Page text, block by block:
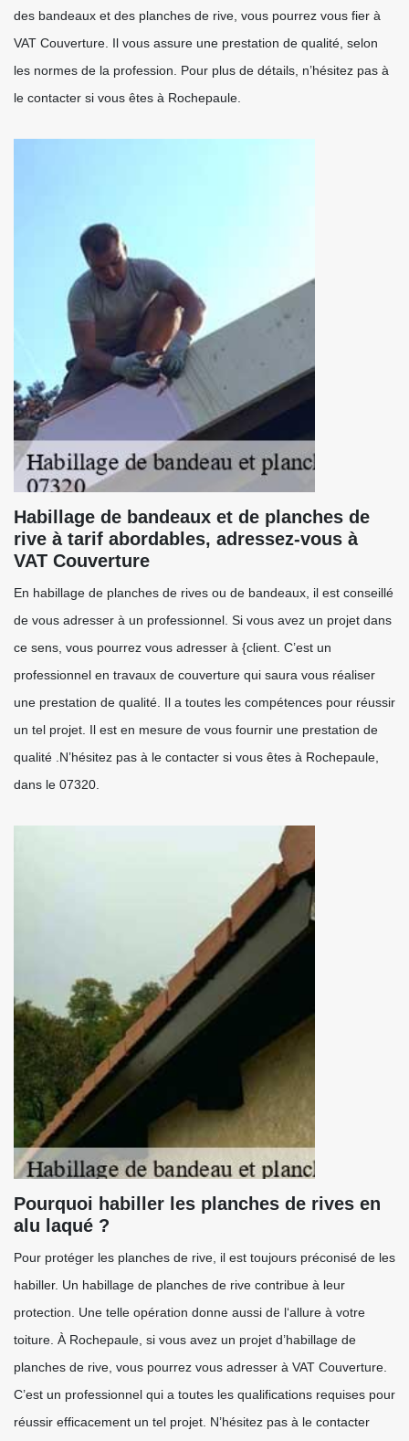
des bandeaux et des planches de rive, vous pourrez vous fier à
VAT Couverture. Il vous assure une prestation de qualité, selon
les normes de la profession. Pour plus de détails, n’hésitez pas à
le contacter si vous êtes à Rochepaule.
Habillage de bandeaux et de planches de
rive à tarif abordables, adressez-vous à
VAT Couverture
En habillage de planches de rives ou de bandeaux, il est conseillé
de vous adresser à un professionnel. Si vous avez un projet dans
ce sens, vous pourrez vous adresser à {client. C’est un
professionnel en travaux de couverture qui saura vous réaliser
une prestation de qualité. Il a toutes les compétences pour réussir
un tel projet. Il est en mesure de vous fournir une prestation de
qualité .N’hésitez pas à le contacter si vous êtes à Rochepaule,
dans le 07320.
Pourquoi habiller les planches de rives en
alu laqué ?
Pour protéger les planches de rive, il est toujours préconisé de les
habiller. Un habillage de planches de rive contribue à leur
protection. Une telle opération donne aussi de l‘allure à votre
toiture. À Rochepaule, si vous avez un projet d’habillage de
planches de rive, vous pourrez vous adresser à VAT Couverture.
C’est un professionnel qui a toutes les qualifications requises pour
réussir efficacement un tel projet. N’hésitez pas à le contacter